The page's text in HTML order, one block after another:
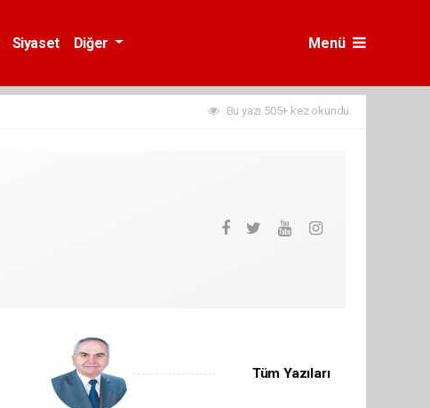
Siyaset Diğer Menü
Bu yazı 505+ kez okundu.
Tüm Yazıları